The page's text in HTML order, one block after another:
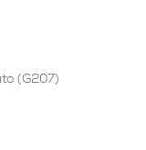
(G207)